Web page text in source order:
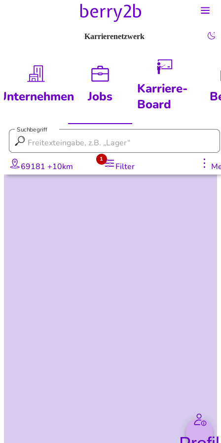
Karrierenetzwerk
Jobs
Karriere-
Board
Suchbegriff
69181 +10km Filter
1